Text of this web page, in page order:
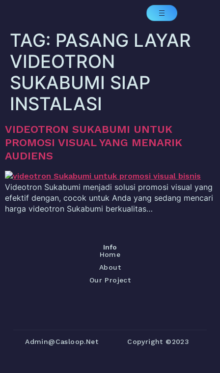
TAG: PASANG LAYAR
VIDEOTRON
SUKABUMI SIAP
INSTALASI
VIDEOTRON SUKABUMI UNTUK
PROMOSI VISUAL YANG MENARIK
AUDIENS
Videotron Sukabumi menjadi solusi promosi visual yang
efektif dengan, cocok untuk Anda yang sedang mencari
harga videotron Sukabumi berkualitas…
Info
Home
About
Our Project
Admin@casloop.net Copyright ©2023